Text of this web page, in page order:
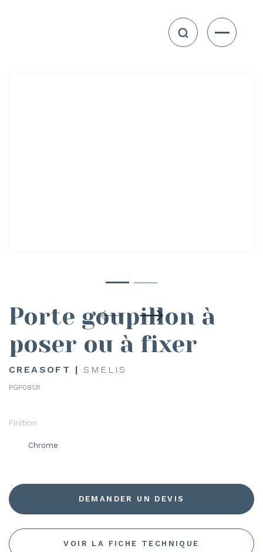
Porte goupillon à
poser ou à fixer
CREASOFT | SMELIS
PGP08131
Finition
Chrome
DEMANDER UN DEVIS
VOIR LA FICHE TECHNIQUE